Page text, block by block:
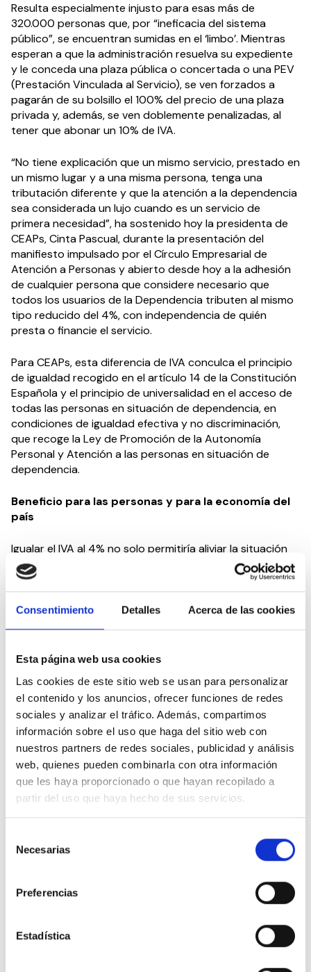
Consentimiento Detalles Acerca de las cookies
Esta página web usa cookies
Las cookies de este sitio web se usan para personalizar
el contenido y los anuncios, ofrecer funciones de redes
sociales y analizar el tráfico. Además, compartimos
información sobre el uso que haga del sitio web con
nuestros partners de redes sociales, publicidad y análisis
web, quienes pueden combinarla con otra información
que les haya proporcionado o que hayan recopilado a
partir del uso que haya hecho de sus servicios.
Necesarias
Preferencias
Estadística
Resulta especialmente injusto para esas más de
320.000 personas que, por “ineficacia del sistema
público”, se encuentran sumidas en el ‘limbo’. Mientras
esperan a que la administración resuelva su expediente
y le conceda una plaza pública o concertada o una PEV
(Prestación Vinculada al Servicio), se ven forzados a
pagarán de su bolsillo el 100% del precio de una plaza
privada y, además, se ven doblemente penalizadas, al
tener que abonar un 10% de IVA.
“No tiene explicación que un mismo servicio, prestado en
un mismo lugar y a una misma persona, tenga una
tributación diferente y que la atención a la dependencia
sea considerada un lujo cuando es un servicio de
primera necesidad”, ha sostenido hoy la presidenta de
CEAPs, Cinta Pascual, durante la presentación del
manifiesto impulsado por el Círculo Empresarial de
Atención a Personas y abierto desde hoy a la adhesión
de cualquier persona que considere necesario que
todos los usuarios de la Dependencia tributen al mismo
tipo reducido del 4%, con independencia de quién
presta o financie el servicio.
Para CEAPs, esta diferencia de IVA conculca el principio
de igualdad recogido en el artículo 14 de la Constitución
Española y el principio de universalidad en el acceso de
todas las personas en situación de dependencia, en
condiciones de igualdad efectiva y no discriminación,
que recoge la Ley de Promoción de la Autonomía
Personal y Atención a las personas en situación de
dependencia.
Beneficio para las personas y para la economía del
país
Igualar el IVA al 4% no solo permitiría aliviar la situación
económica de muchas personas dependientes, sino que
animaría a muchos de quienes necesitan cuidados a
contratar servicios profesionales. Eso conllevará una
mejora en la ocupación de los centros, se producirán
nuevas contrataciones de personal, con el consiguiente
parados de una forma directa, consiguiendo así un
Por consiguiente, se mejoraría la recaudación del Estado
y se crearía un número elevado de nuevos empleos
estables y no deslocalizables, así como un gran volumen
de recursos asistenciales. No hay que olvidar que por
cada dos usuarios se produce aproximadamente una
contratación, incorporando perfiles con alto riesgo de
exclusión laboral, como mujeres de mediana edad y con
Estudio sobre la atención residencial
residencial en el marco de la Dependencia en España’
España, y por Ester Brullet, economista BNFIX PICHTAX